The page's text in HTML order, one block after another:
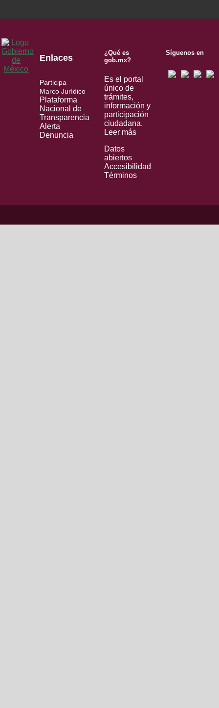
Enlaces
Participa
Marco Jurídico
Plataforma
Nacional de
Transparencia
Alerta
Denuncia
¿Qué es
gob.mx?
Es el portal
único de
trámites,
información y
participación
ciudadana.
Leer más
Datos
abiertos
Accesibilidad
Términos
Síguenos en